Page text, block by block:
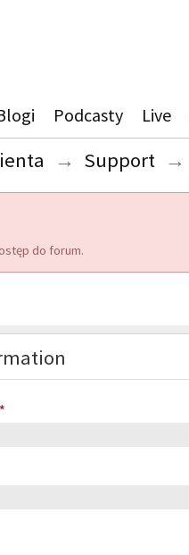
Podcasty Live
→ Support →
do forum.
*